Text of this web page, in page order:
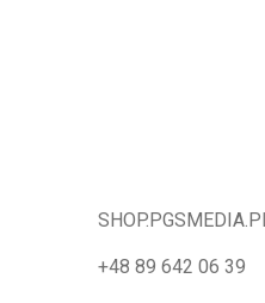
+48 89 642 06 39